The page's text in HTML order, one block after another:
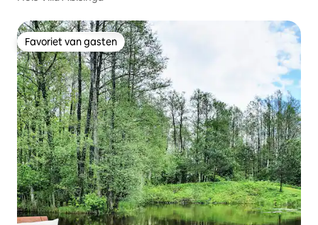
Favoriet van gasten
Favoriet van gasten